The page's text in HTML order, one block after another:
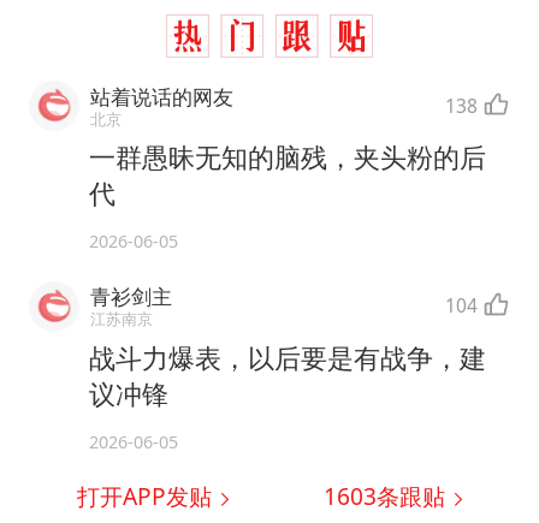
站着说话的网友
北京 138
一群愚昧无知的脑残，夹头粉的后
代
2026-06-05
青衫剑主
江苏南京 104
战斗力爆表，以后要是有战争，建
议冲锋
2026-06-05
打开APP发贴 1603条跟贴